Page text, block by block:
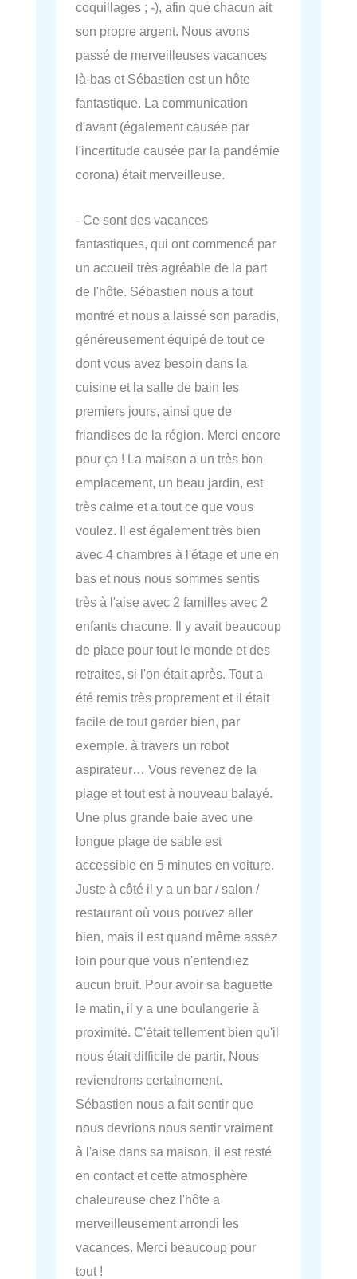
coquillages ; -), afin que chacun ait
son propre argent. Nous avons
passé de merveilleuses vacances
là-bas et Sébastien est un hôte
fantastique. La communication
d'avant (également causée par
l'incertitude causée par la pandémie
corona) était merveilleuse.
- Ce sont des vacances
fantastiques, qui ont commencé par
un accueil très agréable de la part
de l'hôte. Sébastien nous a tout
montré et nous a laissé son paradis,
généreusement équipé de tout ce
dont vous avez besoin dans la
cuisine et la salle de bain les
premiers jours, ainsi que de
friandises de la région. Merci encore
pour ça ! La maison a un très bon
emplacement, un beau jardin, est
très calme et a tout ce que vous
voulez. Il est également très bien
avec 4 chambres à l'étage et une en
bas et nous nous sommes sentis
très à l'aise avec 2 familles avec 2
enfants chacune. Il y avait beaucoup
de place pour tout le monde et des
retraites, si l'on était après. Tout a
été remis très proprement et il était
facile de tout garder bien, par
exemple. à travers un robot
aspirateur… Vous revenez de la
plage et tout est à nouveau balayé.
Une plus grande baie avec une
longue plage de sable est
accessible en 5 minutes en voiture.
Juste à côté il y a un bar / salon /
restaurant où vous pouvez aller
bien, mais il est quand même assez
loin pour que vous n'entendiez
aucun bruit. Pour avoir sa baguette
le matin, il y a une boulangerie à
proximité. C'était tellement bien qu'il
nous était difficile de partir. Nous
reviendrons certainement.
Sébastien nous a fait sentir que
nous devrions nous sentir vraiment
à l'aise dans sa maison, il est resté
en contact et cette atmosphère
chaleureuse chez l'hôte a
merveilleusement arrondi les
vacances. Merci beaucoup pour
tout !